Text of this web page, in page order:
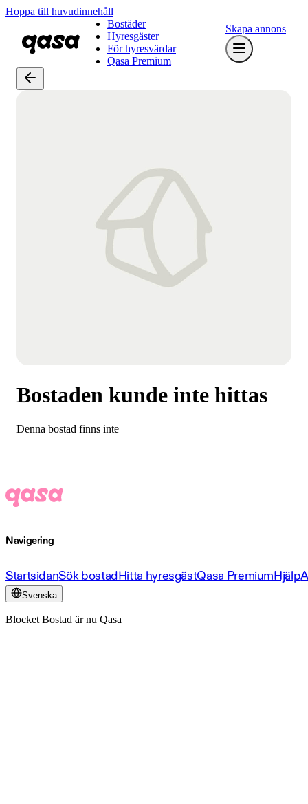
Hoppa till huvudinnehåll
Bostäder
Hyresgäster
För hyresvärdar
Qasa Premium
Skapa annons
Bostaden kunde inte hittas
Denna bostad finns inte
Navigering
StartsidanSök bostadHitta hyresgästQasa PremiumHjälp
Svenska
Blocket Bostad är nu Qasa